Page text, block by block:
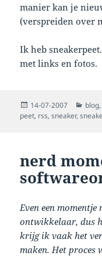
manier kan je
(verspreiden over
Ik heb
met links en fotos.
Posted
on
14-07-2007 blog
peet, rss,sneaker,
nerd
Even een
ontwikkelaar, dus
krijg ik vaak het
maken. Het proces